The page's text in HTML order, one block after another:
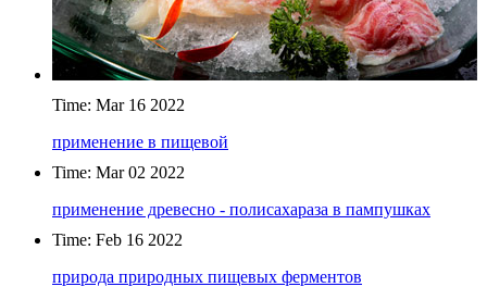
Time: Mar 16 2022
применение в пищевой
Time: Mar 02 2022
применение древесно - полисахараза в пампушках
Time: Feb 16 2022
природа природных пищевых ферментов